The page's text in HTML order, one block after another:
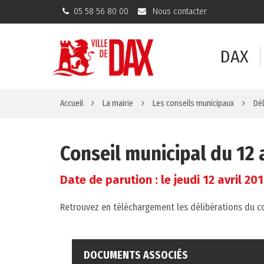
05 58 56 80 00 Nous contacter
DAX
Accueil La mairie Les conseils municipaux
Conseil municipal du 12
Date de parution : le jeudi 12 avril
Retrouvez en téléchargement les délibérations du
DOCUMENTS ASSOCIÉS